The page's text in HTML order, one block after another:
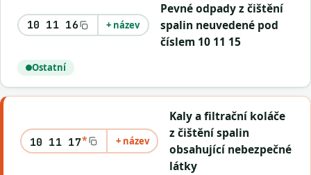
10 11 16 + název
Pevné odpady z čištění
spalin neuvedené pod
číslem 10 11 15
Ostatní
10 11 17* + název
Kaly a filtrační koláče
z čištění spalin
obsahující nebezpečné
látky